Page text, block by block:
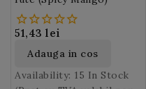
51,43 lei
Adauga in cos
Availability: 15 In Stock